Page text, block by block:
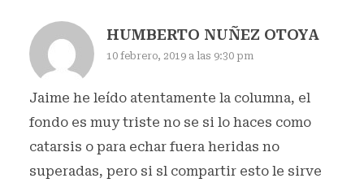
HUMBERTO NUÑEZ OTOYA
10 febrero, 2019 a las 9:30 pm
Jaime he leído atentamente la columna, el
fondo es muy triste no se si lo haces como
catarsis o para echar fuera heridas no
superadas, pero si sl compartir esto le sirve